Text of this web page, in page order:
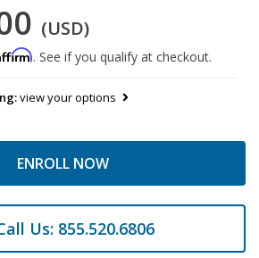
(USD)
. See if you qualify at checkout.
view your options
ENROLL NOW
Us: 855.520.6806